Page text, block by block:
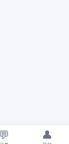
💬 👤